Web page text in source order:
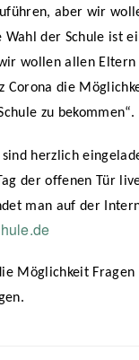
aber wir
Wahl der Schule ist
wollen allen Eltern
Corona die
zu bekommen“.
herzlich
der offenen Tür
man auf der
Möglichkeit